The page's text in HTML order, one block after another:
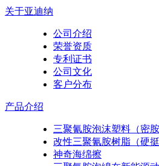
关于亚迪纳
公司介绍
荣誉资质
专利证书
公司文化
客户分布
产品介绍
三聚氰胺泡沫塑料（密胺
改性三聚氰胺树脂（硬
神奇海绵擦